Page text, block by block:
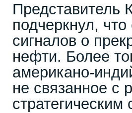
Представитель
подчеркнул,
сигналов о
нефти. Более
американо-
не связанное с
стратегическим